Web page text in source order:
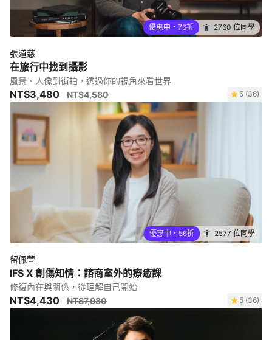
優惠中・76折 2760 位同學
張道慈
在旅行中找到攝影
風景、人像到街拍，透過你的視角來看世界
NT$3,480 NT$4,580 5 (36)
優惠中・56折 2577 位同學
留佩萱
IFS X 創傷知情：諮商室外的療癒課
修復內在與關係，從理解自己開始
NT$4,430 NT$7,980 5 (36)